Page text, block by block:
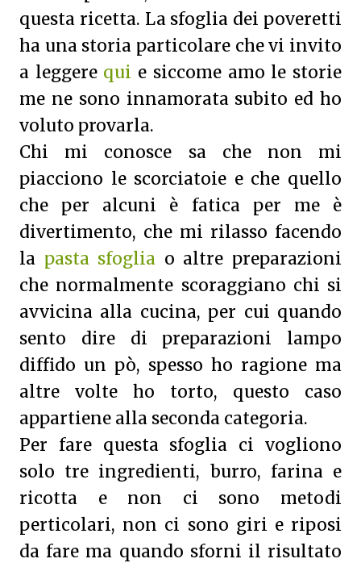
questa ricetta. La sfoglia dei poveretti
ha una storia particolare che vi invito
a leggere qui e siccome amo le storie
me ne sono innamorata subito ed ho
voluto provarla.
Chi mi conosce sa che non mi
piacciono le scorciatoie e che quello
che per alcuni è fatica per me è
divertimento, che mi rilasso facendo
la pasta sfoglia o altre preparazioni
che normalmente scoraggiano chi si
avvicina alla cucina, per cui quando
sento dire di preparazioni lampo
diffido un pò, spesso ho ragione ma
altre volte ho torto, questo caso
appartiene alla seconda categoria.
Per fare questa sfoglia ci vogliono
solo tre ingredienti, burro, farina e
ricotta e non ci sono metodi
perticolari, non ci sono giri e riposi
da fare ma quando sforni il risultato